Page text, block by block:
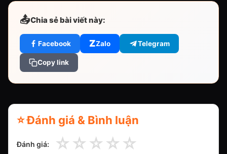
📤Chia sẻ bài viết này:
Facebook ZZalo Telegram
Copy link
⭐ Đánh giá & Bình luận
Đánh giá: ☆ ☆ ☆ ☆ ☆